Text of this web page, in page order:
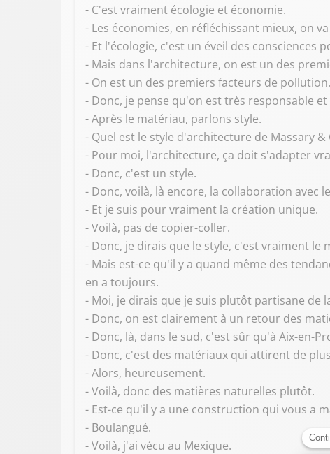
- C'est vraiment écologie et économie.
- Les économies, en réfléchissant mieux, on
- Et l'écologie, c'est un éveil des consciences
- Mais dans l'architecture, on est un des
- On est un des premiers facteurs de pollution.
- Donc, je pense qu'on est très responsable
- Après le matériau, parlons style.
- Quel est le style d'architecture de Massary
- Pour moi, l'architecture, ça doit s'adapter
- Donc, c'est un style.
- Donc, voilà, là encore, la collaboration avec
- Et je suis pour vraiment la création unique.
- Voilà, pas de copier-coller.
- Donc, je dirais que le style, c'est vraiment
- Mais est-ce qu'il y a quand même des
en a toujours.
- Moi, je dirais que je suis plutôt partisane de
- Donc, on est clairement à un retour des
- Donc, là, dans le sud, c'est sûr qu'à Aix-en-
- Donc, c'est des matériaux qui attirent de
- Alors, heureusement.
- Voilà, donc des matières naturelles plutôt.
- Est-ce qu'il y a une construction qui vous a
- Boulangué.
- Voilà, j'ai vécu au Mexique.